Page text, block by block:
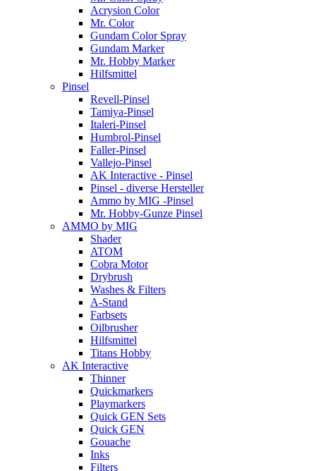
Acrysion Color
Mr. Color
Gundam Color Spray
Gundam Marker
Mr. Hobby Marker
Hilfsmittel
Pinsel
Revell-Pinsel
Tamiya-Pinsel
Italeri-Pinsel
Humbrol-Pinsel
Faller-Pinsel
Vallejo-Pinsel
AK Interactive - Pinsel
Pinsel - diverse Hersteller
Ammo by MIG -Pinsel
Mr. Hobby-Gunze Pinsel
AMMO by MIG
Shader
ATOM
Cobra Motor
Drybrush
Washes & Filters
A-Stand
Farbsets
Oilbrusher
Hilfsmittel
Titans Hobby
AK Interactive
Thinner
Quickmarkers
Playmarkers
Quick GEN Sets
Quick GEN
Gouache
Inks
Filters